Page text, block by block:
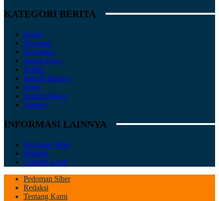
KATEGORI BERITA
Home
Nasional
Nusantara
Papua Raya
Politik
Ragam Budaya
Ekbis
Indepth News
Feature
INFORMASI LAINNYA
Pedoman Siber
Redaksi
Tentang Kami
Pedoman Siber
Redaksi
Tentang Kami